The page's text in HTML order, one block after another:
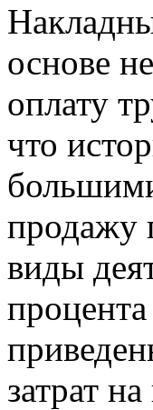
основе
оплату
что
продажу
виды
затрат